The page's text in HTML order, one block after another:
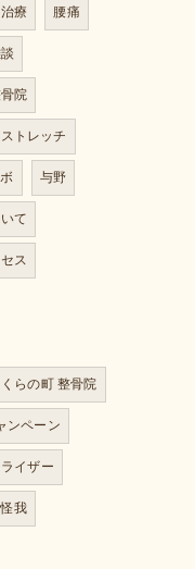
治療
腰痛
院
ストレッチ
与野
て
ス
らの町 整骨院
ンペーン
イザー
怪我